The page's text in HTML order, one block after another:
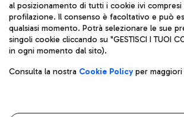
Codice fiscale e Registro delle Imprese di Roma
IVA 06572251004
Capitale sociale 62.224.743,00 int. vers.
Sede legale: Via Pier Paolo Racchetti 1 -
telefono +39 06 65951
Privacy policy
Note legali
Roma FCO
al posizionamento di tutti i cookie ivi
profilazione. Il consenso è facoltativo e può
qualsiasi momento. Potrà selezionare le sue
singoli cookie cliccando su "GESTISCI I TUOI
in ogni momento dal sito).
Consulta la nostra Cookie Policyper maggiori